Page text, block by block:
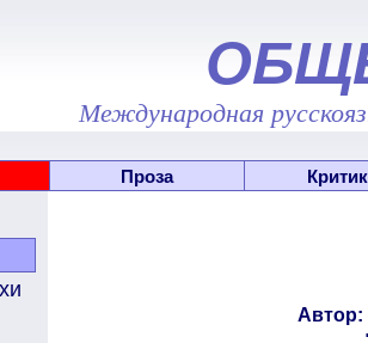
Международная
Проза
Автор: